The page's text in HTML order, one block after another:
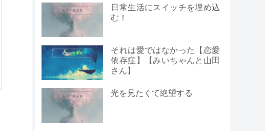
日常生活にスイッチを埋め込
む！
それは愛ではなかった【恋愛
依存症】【みいちゃんと山田
さん】
光を見たくて絶望する